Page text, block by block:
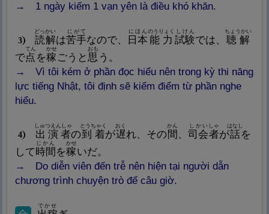
được
1 ngày kiếm 1 vạn yên là điều khó khăn.
3 読解
どっかい
は苦手
にがて
なので、 日本
にほん
能
trò
力
のうりょく
試験
しけん
では、 聴解
Nghĩa: Tháo gỡ, giải thích, giải
ちょうかい
で点
てん
を稼
Nghĩa: Kiếm tiền, tiền kiếm
かせ
ごうと 思
おも
う。
Vì tôi kém ở phần đọc hiểu nên trong kỳ thi năng
lực tiếng Nhật, tôi định sẽ kiếm điểm từ phần nghe
hiểu.
4 出演者
しゅつえんしゃ
の到着
とうちゃく
が遅
quá hạn
おく
れ、その間
かん
、司会
しかい
者
しゃ
が話
はなし
を
して時間
Nghĩa: Khoảng, ở giữa, bên
じかん
を稼
Nghĩa: Kiếm tiền, tiền kiếm
かせ
いだ。
Do diễn viên đến trễ nên hiện tại người dẫn
chương trình chuyện trò để câu giờ.
でかせ